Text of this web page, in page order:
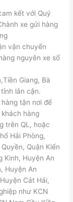
kết với Quý
xe gửi hàng
vận chuyển
nguyên xe số
Giang, Bà
lân cận.
tận nơi để
hàng
trên QL, hoặc
Hải Phòng,
Quận Kiến
Kinh, Huyện An
Huyện An
Cát Hải,
như KCN